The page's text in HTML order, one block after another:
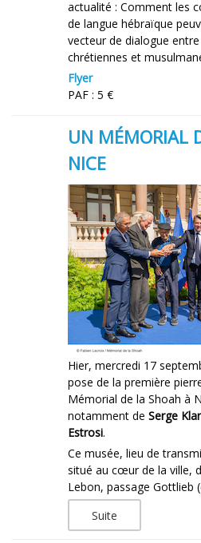
actualité : Comment les
de langue hébraïque
vecteur de dialogue
chrétiennes et
Flyer
PAF : 5 €
UN MÉMORIAL
NICE
Hier, mercredi 17
pose de la première
Mémorial de la Shoah à
notamment de Serge
Estrosi.
Ce musée, lieu de
situé au cœur de la ville,
Lebon, passage Gottlieb
Suite